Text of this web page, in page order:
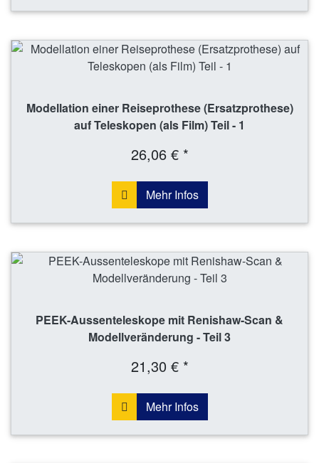
Modellation einer Reiseprothese (Ersatzprothese)
auf Teleskopen (als Film) Teil - 1
26,06 € *
Mehr Infos
PEEK-Aussenteleskope mit Renishaw-Scan &
Modellveränderung - Teil 3
21,30 € *
Mehr Infos